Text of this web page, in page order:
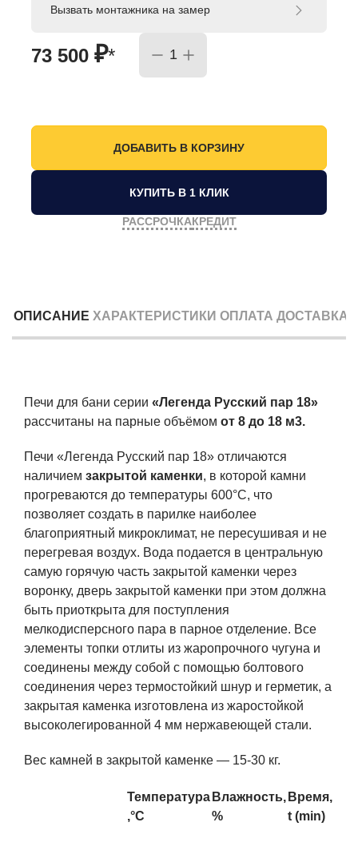
73 500 ₽*
Вызвать монтажника на замер
КУПИТЬ В 1 КЛИК
РАССРОЧКАКРЕДИТ
ОПИСАНИЕ ХАРАКТЕРИСТИКИ ОПЛАТА ДОСТАВКА
Печи для бани серии «Легенда Русский пар 18»
рассчитаны на парные объёмом от 8 до 18 м3.
Печи «Легенда Русский пар 18» отличаются
наличием закрытой каменки, в которой камни
прогреваются до температуры 600°С, что
позволяет создать в парилке наиболее
благоприятный микроклимат, не пересушивая и не
перегревая воздух. Вода подается в центральную
самую горячую часть закрытой каменки через
воронку, дверь закрытой каменки при этом должна
быть приоткрыта для поступления
мелкодисперсного пара в парное отделение. Все
элементы топки отлиты из жаропрочного чугуна и
соединены между собой с помощью болтового
соединения через термостойкий шнур и герметик, а
закрытая каменка изготовлена из жаростойкой
высоколегированной 4 мм нержавеющей стали.
Вес камней в закрытой каменке — 15-30 кг.
Температура
,°С
Влажность,
%
Время,
t (min)